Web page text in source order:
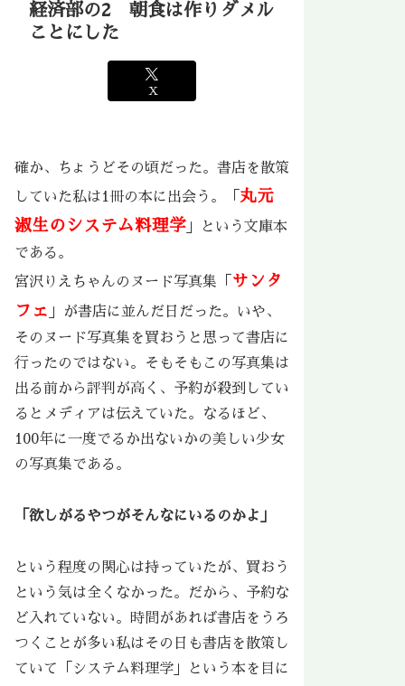
経済部の2 朝食は作りダメル
ことにした
X
確か、ちょうどその頃だった。書店を散策
していた私は1冊の本に出会う。「 丸元
淑生のシステム料理学 」という文庫本
である。
宮沢りえちゃんのヌード写真集「 サンタ
フェ 」が書店に並んだ日だった。いや、
そのヌード写真集を買おうと思って書店に
行ったのではない。そもそもこの写真集は
出る前から評判が高く、予約が殺到してい
るとメディアは伝えていた。なるほど、
100年に一度でるか出ないかの美しい少女
の写真集である。
「欲しがるやつがそんなにいるのかよ」
という程度の関心は持っていたが、買おう
という気は全くなかった。だから、予約な
ど入れていない。時間があれば書店をうろ
つくことが多い私はその日も書店を散策し
ていて「システム料理学」という本を目に